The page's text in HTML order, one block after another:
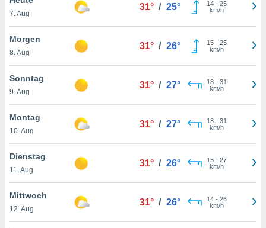
oder
Partner
es uns
das
der
Profil zu
Ihnen
finden
. Sie
jederzeit
7. Aug
31° / 25° 14- 25
km/h
Morgen
8. Aug
31° / 26° 15- 25
km/h
Sonntag
9. Aug
31° / 27° 18- 31
km/h
Montag
10. Aug
31° / 27° 18- 31
km/h
Dienstag
11. Aug
31° / 26° 15- 27
km/h
Mittwoch
12. Aug
31° / 26° 14- 26
km/h